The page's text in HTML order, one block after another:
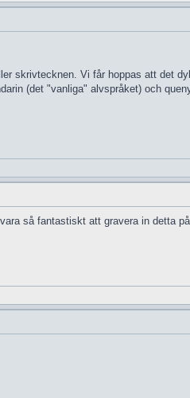
skrivtecknen. Vi får hoppas att det
(det "vanliga" alvspråket) och
så fantastiskt att gravera in detta